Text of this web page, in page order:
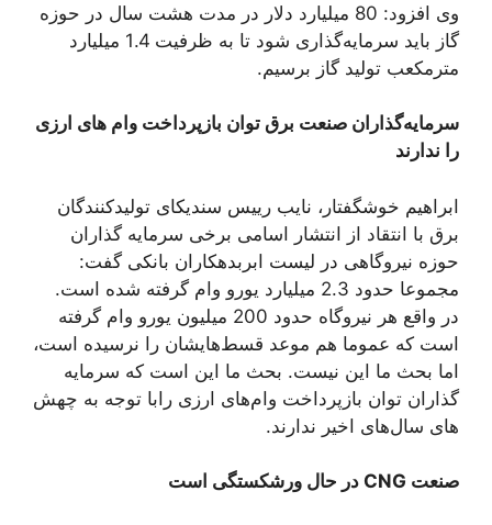
وی افزود: 80 میلیارد دلار در مدت هشت سال در حوزه
گاز باید سرمایه‌گذاری شود تا به ظرفیت 1.4 میلیارد
مترمکعب تولید گاز برسیم.
سرمایه‌گذاران صنعت برق توان بازپرداخت وام های ارزی
را ندارند
ابراهیم خوشگفتار، نایب ريیس سندیکای تولیدکنندگان
برق با انتقاد از انتشار اسامی برخی سرمایه گذاران
حوزه نیروگاهی در لیست ابربدهکاران بانکی گفت:
مجموعا حدود 2.3 میلیارد یورو وام گرفته شده است.
در واقع هر نیروگاه حدود 200 میلیون یورو وام گرفته
است که عموما هم موعد قسط‌هایشان را نرسیده است،
اما بحث ما این نیست. بحث ما این است که سرمایه
گذاران توان بازپرداخت وام‌های ارزی رابا توجه به چهش
های سال‌های اخیر ندارند.
صنعت CNG در حال ورشکستگی است